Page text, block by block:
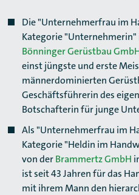
Die "Unternehmerfrau im
Kategorie
Bönninger Gerüstbau
einst jüngste und erste
männerdominierten
Geschäftsführerin des
Botschafterin für junge
Als "Unternehmerfrau im
Kategorie "Heldin im
von derBrammertz GmbH
ist seit 43 Jahren für das
mit ihrem Mann den